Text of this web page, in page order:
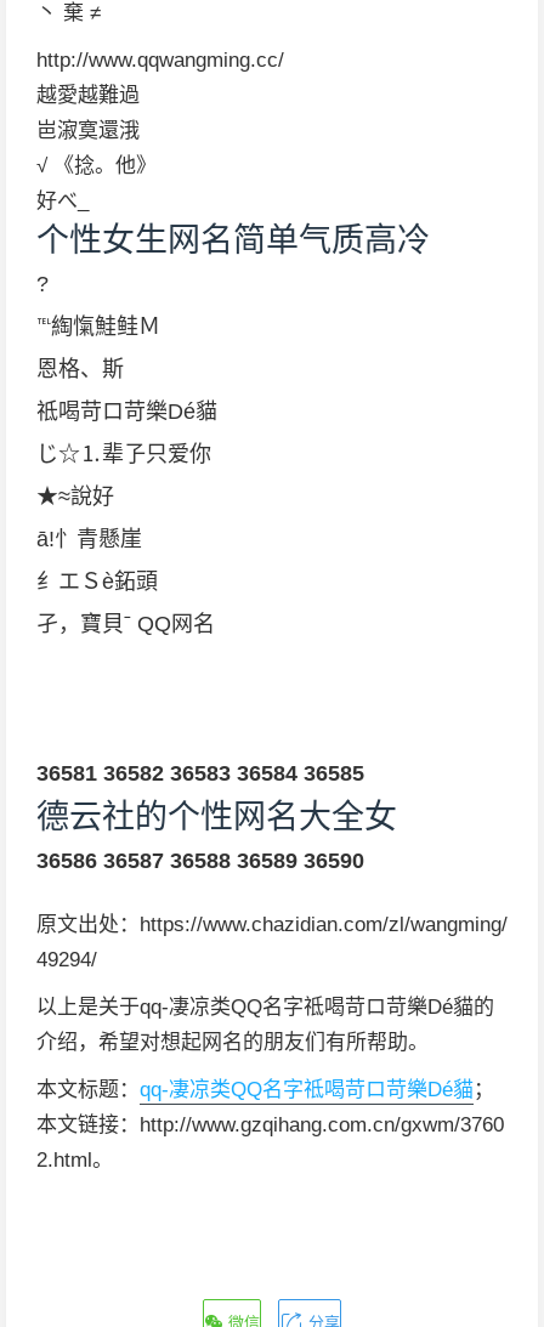
丶 棄 ≠
http://www.qqwangming.cc/
越愛越難過
岜漃寞還涐
√ 《捻。他》
好べ_
个性女生网名简单气质高冷
?
℡綯愾鮭鲑Ｍ
恩格、斯
祗喝苛ロ苛樂Dé貓
じ☆⒈辈孒只爱你
★≈說好
ā!忄青懸崖
纟エＳè鉐頭
孑，寶貝ˉ QQ网名
36581 36582 36583 36584 36585
德云社的个性网名大全女
36586 36587 36588 36589 36590
原文出处：https://www.chazidian.com/zl/wangming/
49294/
以上是关于qq-凄凉类QQ名字祗喝苛ロ苛樂Dé貓的
介绍，希望对想起网名的朋友们有所帮助。
本文标题： qq-凄凉类QQ名字祗喝苛ロ苛樂Dé貓；
本文链接：http://www.gzqihang.com.cn/gxwm/3760
2.html。
微信 分享